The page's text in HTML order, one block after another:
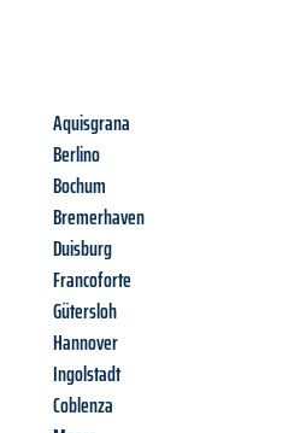
Aquisgrana
Berlino
Bochum
Bremerhaven
Duisburg
Francoforte
Gütersloh
Hannover
Ingolstadt
Coblenza